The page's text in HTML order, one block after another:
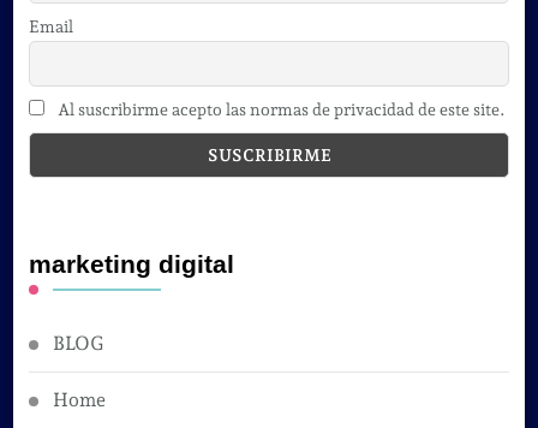
Email
Al suscribirme acepto las normas de privacidad de este site.
marketing digital
BLOG
Home